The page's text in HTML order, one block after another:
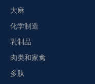
大麻
化学制造
乳制品
肉类和家禽
多肽